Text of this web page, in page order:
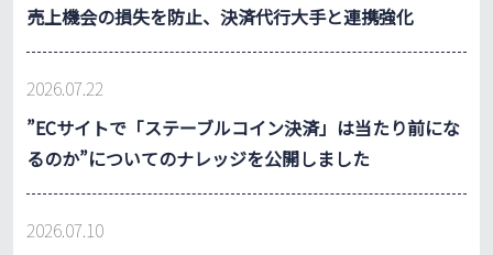
売上機会の損失を防止、決済代行大手と連携強化
2026.07.22
”ECサイトで「ステーブルコイン決済」は当たり前にな
るのか”についてのナレッジを公開しました
2026.07.10